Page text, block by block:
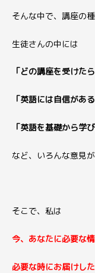
そんな中で、講座の
生徒さんの中には
「どの講座を受けた
「英語には自信があ
「英語を基礎から学
など、いろんな意見
そこで、私は
今、あなたに必要な
必要な時にお届けした